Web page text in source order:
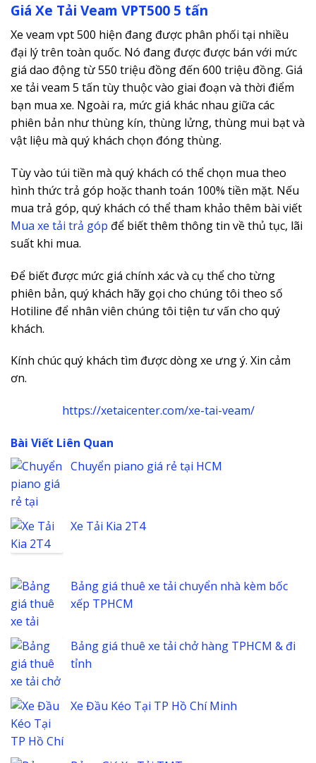
Giá Xe Tải Veam VPT500 5 tấn
Xe veam vpt 500 hiện đang được phân phối tại nhiều
đại lý trên toàn quốc. Nó đang được được bán với mức
giá dao động từ 550 triệu đồng đến 600 triệu đồng. Giá
xe tải veam 5 tấn tùy thuộc vào giai đoạn và thời điểm
bạn mua xe. Ngoài ra, mức giá khác nhau giữa các
phiên bản như thùng kín, thùng lửng, thùng mui bạt và
vật liệu mà quý khách chọn đóng thùng.
Tùy vào túi tiền mà quý khách có thể chọn mua theo
hình thức trả góp hoặc thanh toán 100% tiền mặt. Nếu
mua trả góp, quý khách có thể tham khảo thêm bài viết
Mua xe tải trả góp để biết thêm thông tin về thủ tục, lãi
suất khi mua.
Để biết được mức giá chính xác và cụ thể cho từng
phiên bản, quý khách hãy gọi cho chúng tôi theo số
Hotiline để nhân viên chúng tôi tiện tư vấn cho quý
khách.
Kính chúc quý khách tìm được dòng xe ưng ý. Xin cảm
ơn.
https://xetaicenter.com/xe-tai-veam/
Bài Viết Liên Quan
Chuyển piano giá rẻ tại HCM
Xe Tải Kia 2T4
Bảng giá thuê xe tải chuyển nhà kèm bốc
xếp TPHCM
Bảng giá thuê xe tải chở hàng TPHCM & đi
tỉnh
Xe Đầu Kéo Tại TP Hồ Chí Minh